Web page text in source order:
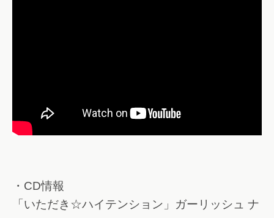
・CD情報
「いただき☆ハイテンション」ガーリッシュ ナ